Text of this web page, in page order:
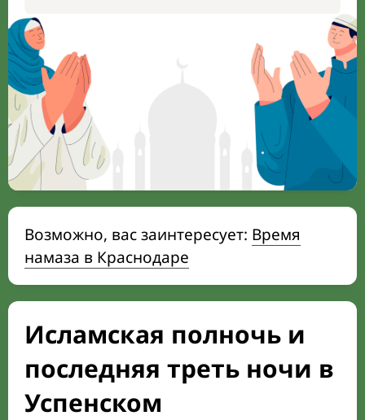
Возможно, вас заинтересует: Время
намаза в Краснодаре
Исламская полночь и
последняя треть ночи в
Успенском